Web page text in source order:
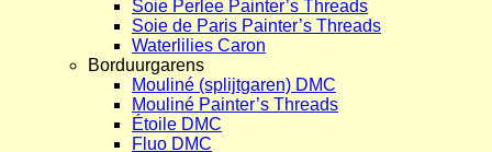
Soie Perlee Painter’s Threads
Soie de Paris Painter’s Threads
Waterlilies Caron
Borduurgarens
Mouliné (splijtgaren) DMC
Mouliné Painter’s Threads
Étoile DMC
Fluo DMC